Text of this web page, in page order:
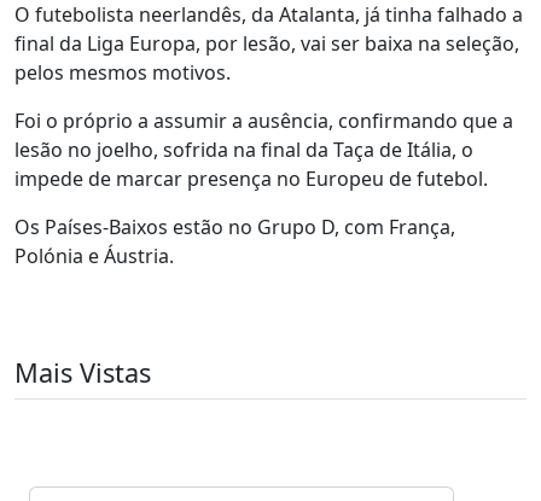
O futebolista neerlandês, da Atalanta, já tinha falhado a
final da Liga Europa, por lesão, vai ser baixa na seleção,
pelos mesmos motivos.
Foi o próprio a assumir a ausência, confirmando que a
lesão no joelho, sofrida na final da Taça de Itália, o
impede de marcar presença no Europeu de futebol.
Os Países-Baixos estão no Grupo D, com França,
Polónia e Áustria.
Mais Vistas